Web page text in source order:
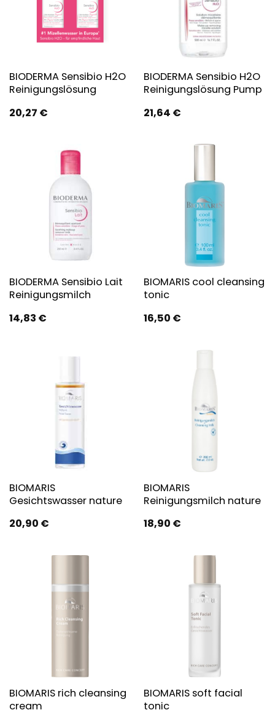
BIODERMA Sensibio H2O
Reinigungslösung
20,27 €
BIODERMA Sensibio H2O
Reinigungslösung Pump
21,64 €
BIODERMA Sensibio Lait
Reinigungsmilch
14,83 €
BIOMARIS cool cleansing
tonic
16,50 €
BIOMARIS
Gesichtswasser nature
20,90 €
BIOMARIS
Reinigungsmilch nature
18,90 €
BIOMARIS rich cleansing
cream
BIOMARIS soft facial
tonic